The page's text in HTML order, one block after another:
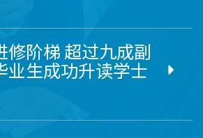
修阶梯 超过九成副
业生成功升读学士